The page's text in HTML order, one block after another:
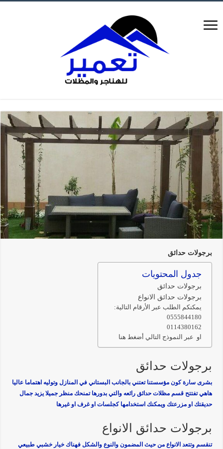
برجولات حدائق
جدول المحتويات
برجولات حدائق
برجولات حدائق الانواع
يمكنكم الطلب عبر الأرقام التالية:
0555844180
0114380162
او عبر النموذج التالي أضغط هنا
برجولات حدائق
بشرى سارة كون مؤسستنا تعتني بالجانب البستاني في المنازل وتوليه اهتماما عاليا
هاهي تفتتح قسممظلات حدائق رائعه والتي بدورها تمنحك منظر جميلا يزيد جمال
حديقتك او مزرعتك ويمكنك استخدامها كجلسات او غرف او غيرها
برجولات حدائق الانواع
تنقسم وتتعد الانواع من حيث المضمون والنوع والشكل فهناك خيار خشبي طبيعي